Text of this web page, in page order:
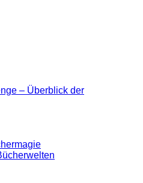
– Überblick der